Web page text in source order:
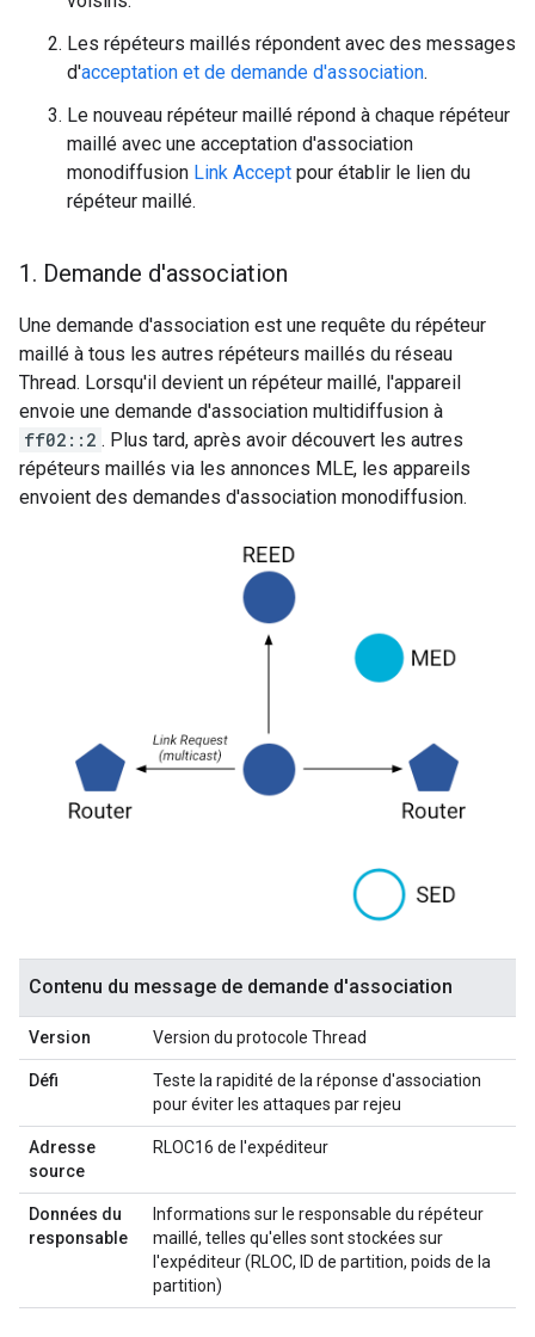
Les répéteurs maillés répondent avec des messages
d'acceptation et de demande d'association.
Le nouveau répéteur maillé répond à chaque répéteur
maillé avec une acceptation d'association
monodiffusion Link Accept pour établir le lien du
répéteur maillé.
1 . Demande d'association
Une demande d'association est une requête du répéteur
maillé à tous les autres répéteurs maillés du réseau
Thread. Lorsqu'il devient un répéteur maillé, l'appareil
envoie une demande d'association multidiffusion à
ff02::2 . Plus tard, après avoir découvert les autres
répéteurs maillés via les annonces MLE, les appareils
envoient des demandes d'association monodiffusion.
Contenu du message de demande d'association
Version Version du protocole Thread
Défi
Teste la rapidité de la réponse d'association
pour éviter les attaques par rejeu
Adresse
source
RLOC16 de l'expéditeur
Données du
responsable
Informations sur le responsable du répéteur
maillé, telles qu'elles sont stockées sur
l'expéditeur (RLOC, ID de partition, poids de la
partition)